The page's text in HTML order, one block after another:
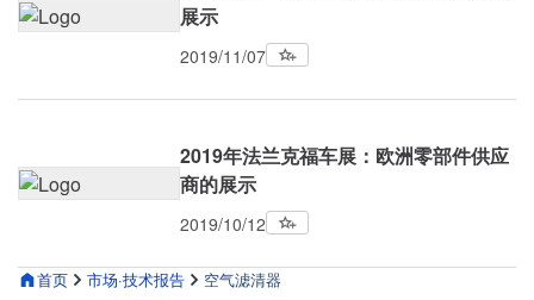
首页 市场·技术报告 空气滤清器
展示
2019/11/07
2019年法兰克福车展：欧洲零部件供应
商的展示
2019/10/12